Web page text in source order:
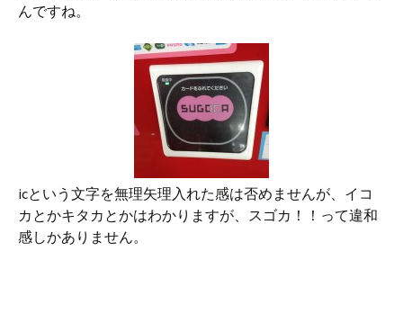
んですね。
icという文字を無理矢理入れた感は否めませんが、イコ
カとかキタカとかはわかりますが、スゴカ！！って違和
感しかありません。